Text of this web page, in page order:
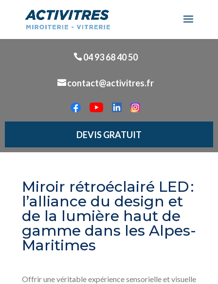
04 93 68 40 50
contact@activitres.fr
DEVIS GRATUIT
Miroir rétroéclairé LED :
l’alliance du design et
de la lumière haut de
gamme dans les Alpes-
Maritimes
Offrir une véritable expérience sensorielle et visuelle